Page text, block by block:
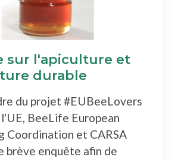
sur l'apiculture et
durable
du projet #EUBeeLovers
BeeLife European
Coordination et CARSA
brève enquête afin de